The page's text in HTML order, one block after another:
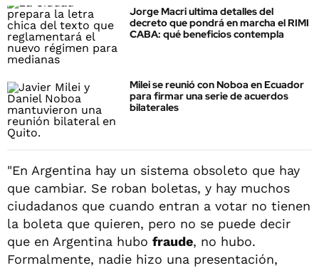
Jorge Macri ultima detalles del
decreto que pondrá en marcha el RIMI
CABA: qué beneficios contempla
Milei se reunió con Noboa en Ecuador
para firmar una serie de acuerdos
bilaterales
"En Argentina hay un sistema obsoleto que hay
que cambiar. Se roban boletas, y hay muchos
ciudadanos que cuando entran a votar no tienen
la boleta que quieren, pero no se puede decir
que en Argentina hubo fraude, no hubo.
Formalmente, nadie hizo una presentación,